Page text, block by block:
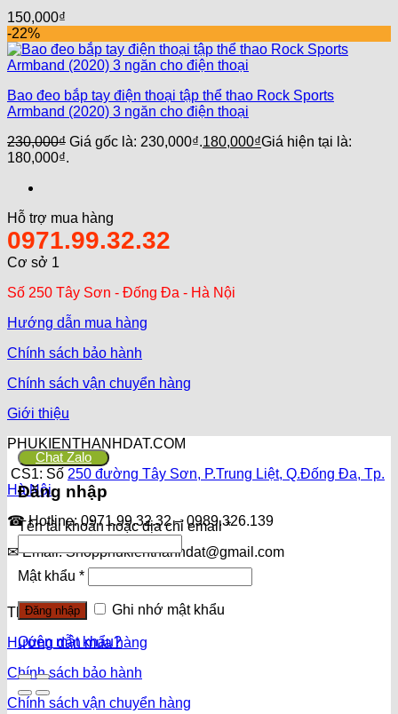
150,000₫
-22%
Bao đeo bắp tay điện thoại tập thể thao Rock Sports
Armband (2020) 3 ngăn cho điện thoại
230,000₫ Giá gốc là: 230,000₫.180,000₫Giá hiện tại là:
180,000₫.
Hỗ trợ mua hàng
0971.99.32.32
Cơ sở 1
Số 250 Tây Sơn - Đống Đa - Hà Nội
Hướng dẫn mua hàng
Chính sách bảo hành
Chính sách vận chuyển hàng
Giới thiệu
PHUKIENTHANHDAT.COM
CS1: Số 250 đường Tây Sơn, P.Trung Liệt, Q.Đống Đa, Tp.
Hà Nội
☎ Hotline: 0971.99.32.32 – 0989.326.139
✉ Email: Shopphukienthanhdat@gmail.com
Thông tin
Hướng dẫn mua hàng
Chính sách bảo hành
Chính sách vận chuyển hàng
Chat Zalo
Đăng nhập
Tên tài khoản hoặc địa chỉ email*
Mật khẩu *
Đăng nhập Ghi nhớ mật khẩu
Quên mật khẩu?